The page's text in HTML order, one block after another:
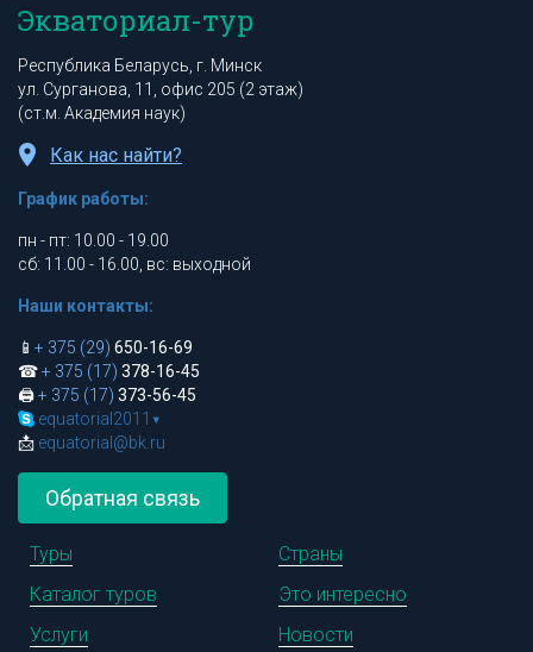
Экваториал-тур
Республика Беларусь, г. Минск
ул. Сурганова, 11, офис 205 (2 этаж)
(ст.м. Академия наук)
Как нас найти?
График работы:
пн - пт: 10.00 - 19.00
сб: 11.00 - 16.00, вс: выходной
Наши контакты:
📱 + 375 (29) 650-16-69
☎+ 375 (17) 378-16-45
🖨+ 375 (17) 373-56-45
equatorial2011 ▾
📩 equatorial@bk.ru
Обратная связь
Туры
Страны
Каталог туров
Это интересно
Услуги
Новости